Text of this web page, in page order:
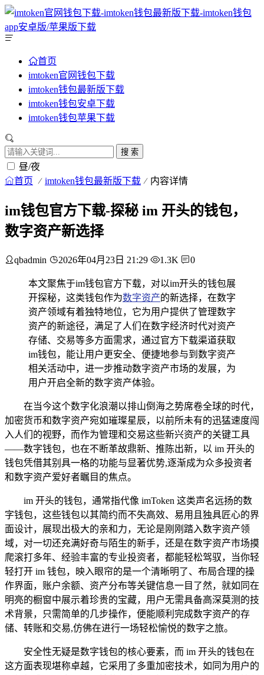
首页
imtoken官网钱包下载
imtoken钱包最新版下载
imtoken钱包安卓下载
imtoken钱包苹果下载
搜 索
昼/夜
首页 imtoken钱包最新版下载 内容详情
im钱包官方下载-探秘 im 开头的钱包，
数字资产新选择
qbadmin 2026年04月23日 21:29 1.3K 0
本文聚焦于im钱包官方下载，对以im开头的钱包展
开探秘，这类钱包作为数字资产的新选择，在数字
资产领域有着独特地位，它为用户提供了管理数字
资产的新途径，满足了人们在数字经济时代对资产
存储、交易等多方面需求，通过官方下载渠道获取
im钱包，能让用户更安全、便捷地参与到数字资产
相关活动中，进一步推动数字资产市场的发展，为
用户开启全新的数字资产体验。
在当今这个数字化浪潮以排山倒海之势席卷全球的时代，
加密货币和数字资产宛如璀璨星辰，以前所未有的迅猛速度闯
入人们的视野，而作为管理和交易这些新兴资产的关键工具
——数字钱包，也在不断革故鼎新、推陈出新，以 im 开头的
钱包凭借其别具一格的功能与显著优势,逐渐成为众多投资者
和数字资产爱好者瞩目的焦点。
im 开头的钱包，通常指代像 imToken 这类声名远扬的数
字钱包，这些钱包以其简约而不失高效、易用且独具匠心的界
面设计，展现出极大的亲和力，无论是刚刚踏入数字资产领
域，对一切还充满好奇与陌生的新手，还是在数字资产市场摸
爬滚打多年、经验丰富的专业投资者，都能轻松驾驭，当你轻
轻打开 im 钱包，映入眼帘的是一个清晰明了、布局合理的操
作界面，账户余额、资产分布等关键信息一目了然，就如同在
明亮的橱窗中展示着珍贵的宝藏，用户无需具备高深莫测的技
术背景，只需简单的几步操作，便能顺利完成数字资产的存
储、转账和交易,仿佛在进行一场轻松愉悦的数字之旅。
安全性无疑是数字钱包的核心要素，而 im 开头的钱包在
这方面表现堪称卓越，它采用了多重加密技术，如同为用户的